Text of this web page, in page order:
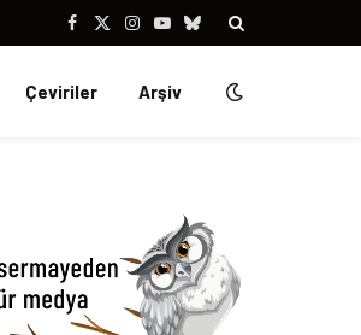
Facebook
X
Instagram
YouTubeBluesky
Çeviriler Arşiv